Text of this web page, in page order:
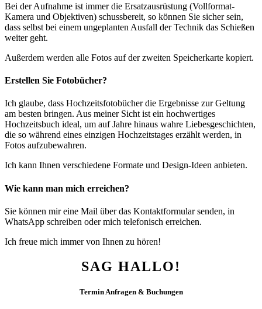
Bei der Aufnahme ist immer die Ersatzausrüstung (Vollformat-
Kamera und Objektiven) schussbereit, so können Sie sicher sein,
dass selbst bei einem ungeplanten Ausfall der Technik das Schießen
weiter geht.
Außerdem werden alle Fotos auf der zweiten Speicherkarte kopiert.
Erstellen Sie Fotobücher?
Ich glaube, dass Hochzeitsfotobücher die Ergebnisse zur Geltung
am besten bringen. Aus meiner Sicht ist ein hochwertiges
Hochzeitsbuch ideal, um auf Jahre hinaus wahre Liebesgeschichten,
die so während eines einzigen Hochzeitstages erzählt werden, in
Fotos aufzubewahren.
Ich kann Ihnen verschiedene Formate und Design-Ideen anbieten.
Wie kann man mich erreichen?
Sie können mir eine Mail über das Kontaktformular senden, in
WhatsApp schreiben oder mich telefonisch erreichen.
Ich freue mich immer von Ihnen zu hören!
SAG HALLO!
Termin Anfragen & Buchungen